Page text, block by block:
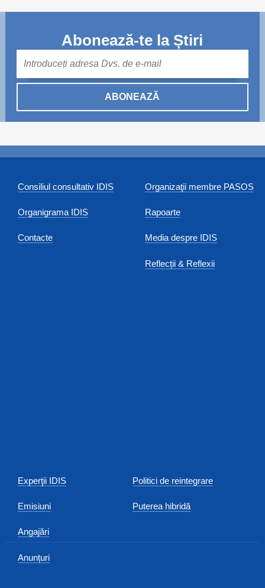
Abonează-te la Știri
ABONEAZĂ
Consiliul consultativ IDIS
Organigrama IDIS
Contacte
Organizaţii membre PASOS
Rapoarte
Media despre IDIS
Reflecții & Reflexii
Experţii IDIS
Emisiuni
Angajări
Anunțuri
Politici de reintegrare
Puterea hibridă